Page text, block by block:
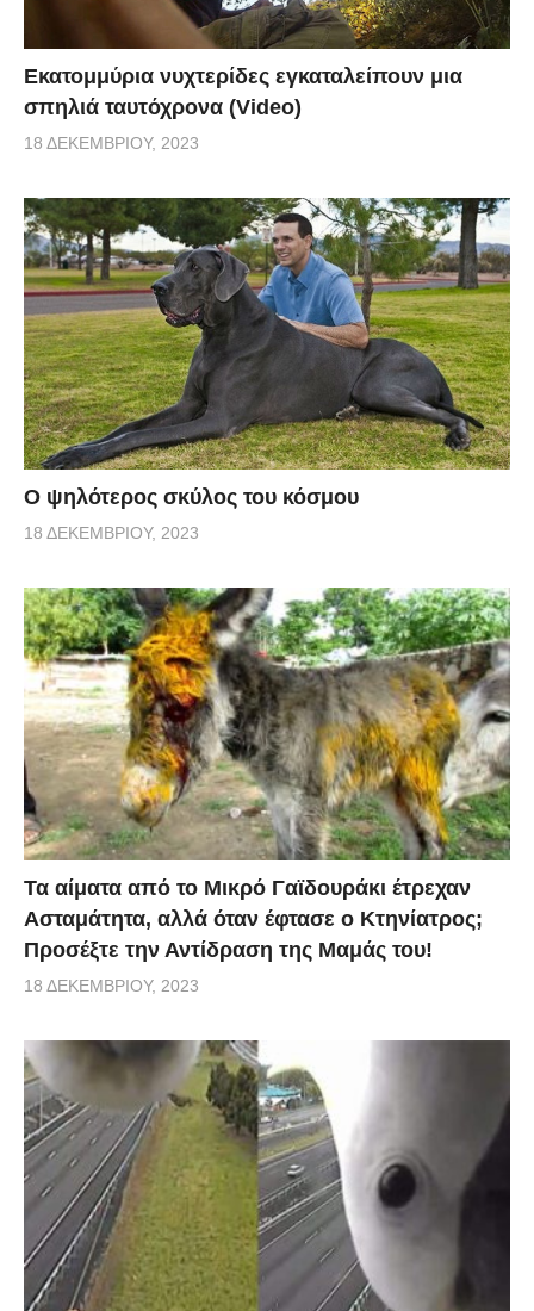
Εκατομμύρια νυχτερίδες εγκαταλείπουν μια
σπηλιά ταυτόχρονα (Video)
18 ΔΕΚΕΜΒΡΊΟΥ, 2023
Ο ψηλότερος σκύλος του κόσμου
18 ΔΕΚΕΜΒΡΊΟΥ, 2023
Τα αίματα από το Μικρό Γαϊδουράκι έτρεχαν
Ασταμάτητα, αλλά όταν έφτασε ο Κτηνίατρος;
Προσέξτε την Αντίδραση της Μαμάς του!
18 ΔΕΚΕΜΒΡΊΟΥ, 2023